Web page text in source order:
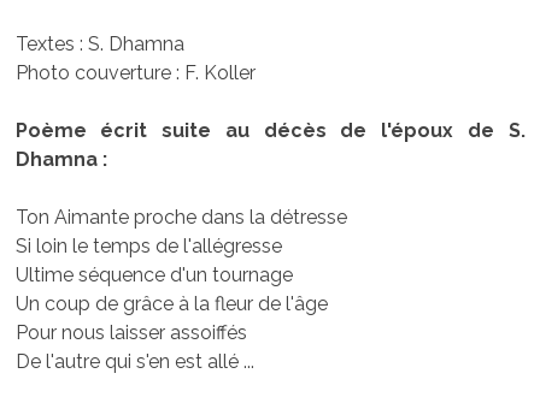
Textes : S. Dhamna
Photo couverture : F. Koller
Poème écrit suite au décès de l'époux de S.
Dhamna :
Ton Aimante proche dans la détresse
Si loin le temps de l'allégresse
Ultime séquence d'un tournage
Un coup de grâce à la fleur de l'âge
Pour nous laisser assoiffés
De l'autre qui s'en est allé ...